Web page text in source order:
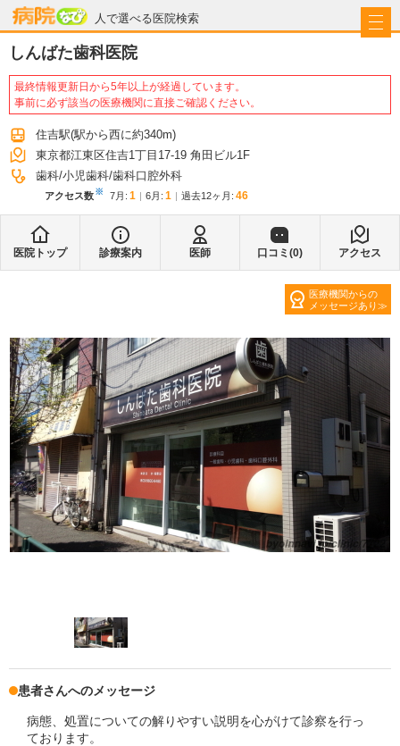
人で選べる医院検索
病院なび
しんばた歯科医院
最終情報更新日から5年以上が経過しています。
事前に必ず該当の医療機関に直接ご確認ください。
住吉駅(駅から西に約340m)
東京都江東区住吉1丁目17-19 角田ビル1F
歯科 小児歯科 歯科口腔外科
アクセス数※ 7月 : 1 6月 : 1 過去12ヶ月: 46
医院トップ 診療案内 医師 口コミ(0) アクセス
医療機関からの
メッセージあり
患者さんへのメッセージ
病態、処置についての解りやすい説明を心がけて診察を行っ
ております。